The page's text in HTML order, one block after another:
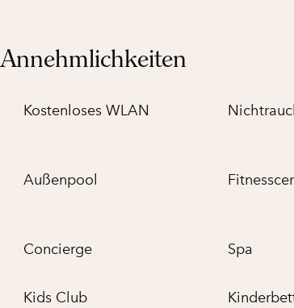
Annehmlichkeiten
Kostenloses WLAN
Außenpool
Concierge Spa
Kids Club